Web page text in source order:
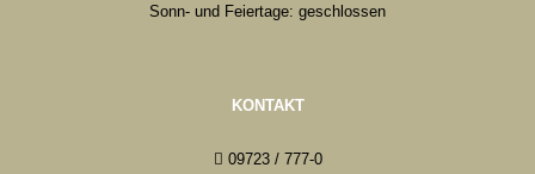
Sonn- und Feiertage: geschlossen
KONTAKT
09723 / 777-0